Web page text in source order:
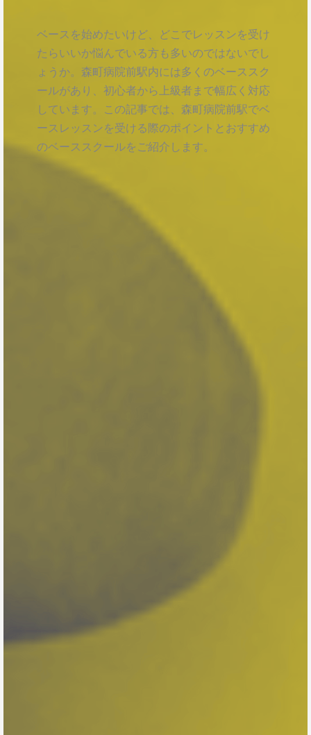
ベースを始めたいけど、どこでレッスンを受け
たらいいか悩んでいる方も多いのではないでし
ょうか。森町病院前駅内には多くのベーススク
ールがあり、初心者から上級者まで幅広く対応
しています。この記事では、森町病院前駅でベ
ースレッスンを受ける際のポイントとおすすめ
のベーススクールをご紹介します。